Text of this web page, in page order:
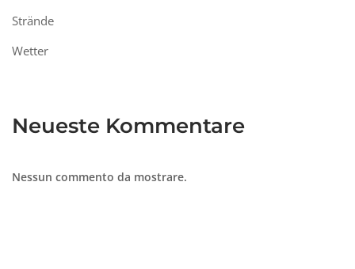
Strände
Wetter
Neueste Kommentare
Nessun commento da mostrare.